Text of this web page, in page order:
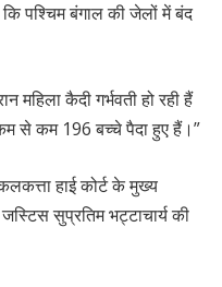
कि पश्चिम बंगाल की जेलों में बंद
महिला कैदी गर्भवती हो रही हैं
से कम 196 बच्चे पैदा हुए हैं।”
हाई कोर्ट के मुख्य
सुप्रतिम भट्टाचार्य की